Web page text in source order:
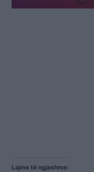
Lajme të ngjashme: